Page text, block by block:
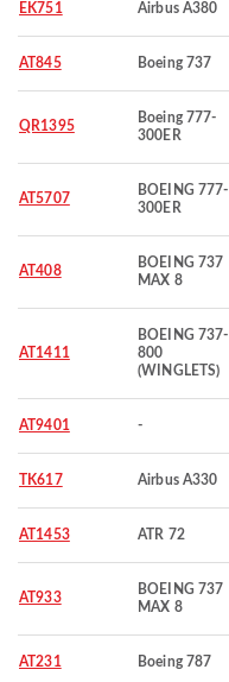
EK751 Airbus A380
AT845 Boeing 737
QR1395
Boeing 777-
300ER
AT5707
BOEING 777-
300ER
AT408
BOEING 737
MAX 8
AT1411
BOEING 737-
800
(WINGLETS)
AT9401 -
TK617 Airbus A330
AT1453 ATR 72
AT933
BOEING 737
MAX 8
AT231 Boeing 787